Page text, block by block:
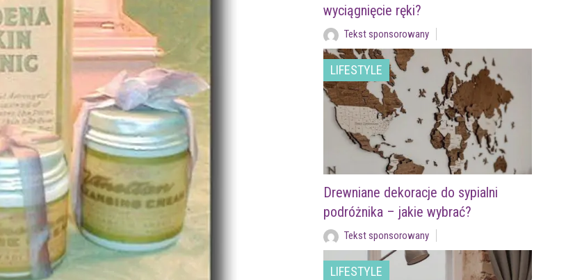
wyciągnięcie ręki?
Tekst sponsorowany
LIFESTYLE
Drewniane dekoracje do sypialni
podróżnika – jakie wybrać?
Tekst sponsorowany
LIFESTYLE